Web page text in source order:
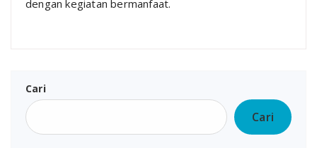
dengan kegiatan bermanfaat.
Cari
Cari